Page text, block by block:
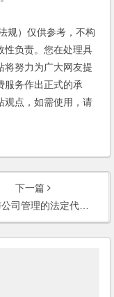
）仅供参考，不构
性负责。您在处理具
将努力为广大网友提
服务作出正式的承
观点，如需使用，请
下一篇
的法定代表人承担什么责任？(2003)